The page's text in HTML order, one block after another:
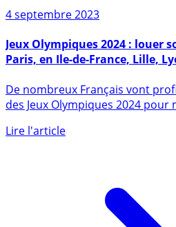
4 septembre 2023
Paris, en Ile-de-France, Lille,
Marseille... Etes-vous bien
De nombreux Français vont
des Jeux Olympiques 2024 pour